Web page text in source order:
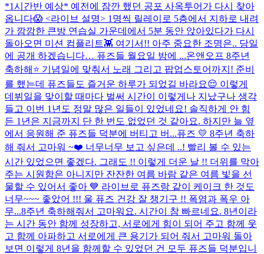
*1시간반 예상* 예전에 잠깐 했던 공포 사옥투어가 다시 찾아
옵니다😱 <라이브 설명> 1명씩 릴레이로 5층에서 지하로 내려
가 깜깜한 큰방 연습실 가운데에서 5분 동안 앉아있다가 다시
돌아오면 미션 컴플리트👾 여기서!! 아주 중요한 조명은.. 당일
에 공개 하겠습니다… 퓨즈들 월요일 밤에 ...온앤오프 8주년
축하해⭐️ 기념일에 맞춰서 노래 그리고 팝업스토어까지! 준비
를 했는데 퓨즈들도 즐거운 하루가 되었길 바라요😌 이렇게
데뷔일을 맞이할 때마다 벌써 시간이 이렇게나 지났구나 생각
들고 이번 1년도 정말 많은 일들이 있었네요! 솔직하게 안 힘
든 1년은 지금까지 단 한 번도 없었던 것 같아요. 하지만 늘 옆
에서 응원해 준 퓨즈들 덕분에 버티고 버...퓨즈 💛 8주년 축하
해 줘서 고마워 ~❤️ 너무너무 보고 싶은데 ..! 빨리 볼 수 있는
시간 있었으면 좋겠다. 그래도 !! 이렇게 더운 날 !! 더위를 막아
주는 시원함은 아니지만 잔잔한 여름 바람 같은 여름 빛을 선
물할 수 있어서 좋아 💙 라이브로 퓨즈랑 같이 케이크 한 것도
너무~~~ 좋았어 !!! 울 퓨즈 건강 잘 챙기구 !! 폭염과 폭우 아
무...8주년 축하해줘서 고마워요. 시간이 참 빠르네요. 8년이라
는 시간 동안 함께 성장하고, 서로에게 힘이 되어 주고 함께 웃
고 함께 아파하고 서로에게 큰 용기가 되어 줘서 고마워 돌아
보면 이렇게 8년을 함께할 수 있었던 건 모두 퓨즈들 덕분입니